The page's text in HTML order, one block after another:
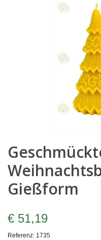
Gießform
€ 51,19
Referenz: 1735